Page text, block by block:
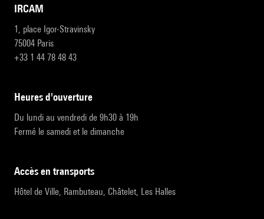
IRCAM
1, place Igor-Stravinsky
75004 Paris
+33 1 44 78 48 43
heures d'ouverture
Du lundi au vendredi de 9h30 à 19h
Fermé le samedi et le dimanche
accès en transports
Hôtel de Ville, Rambuteau, Châtelet, Les Halles